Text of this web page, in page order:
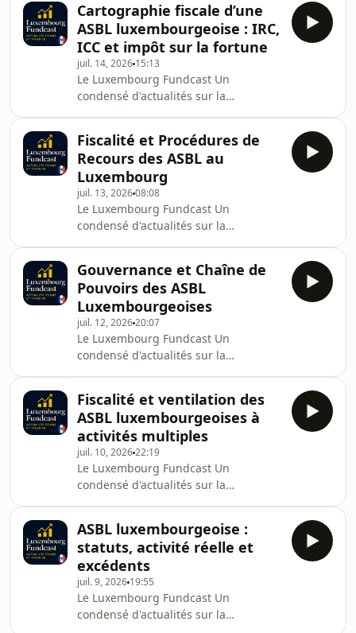
droit des affaires, les ASBL et la
pratique réglementaire au
Luxembourg.Créé et produit par
Bertrand Mariaux, avocat à la Cour
admis aux Barreaux de Luxembourg
et de Paris.Site web :
bertrandmariaux.com
[https://bertrandmariaux.com]LinkedIn
: in/bertrandmariaux [https:
Cartographie fiscale d’une
ASBL luxembourgeoise : IRC,
ICC et impôt sur la fortune
juil. 14, 2026 15:13
Le Luxembourg Fundcast Un
condensé d'actualités sur la
droit des affaires, les ASBL et la
pratique réglementaire au
Luxembourg.Créé et produit par
Bertrand Mariaux, avocat à la Cour
admis aux Barreaux de Luxembourg
et de Paris.Site web :
bertrandmariaux.com
[https://bertrandmariaux.com]LinkedIn
: in/bertrandmariaux [https:
Fiscalité et Procédures de
Recours des ASBL au
Luxembourg
juil. 13, 202608:08
Le Luxembourg Fundcast Un
condensé d'actualités sur la
droit des affaires, les ASBL et la
pratique réglementaire au
Luxembourg.Créé et produit par
Bertrand Mariaux, avocat à la Cour
admis aux Barreaux de Luxembourg
et de Paris.Site web :
bertrandmariaux.com
[https://bertrandmariaux.com]LinkedIn
: in/bertrandmariaux [https:
Gouvernance et Chaîne de
Pouvoirs des ASBL
Luxembourgeoises
juil. 12, 202620:07
Le Luxembourg Fundcast Un
condensé d'actualités sur la
droit des affaires, les ASBL et la
pratique réglementaire au
Luxembourg.Créé et produit par
Bertrand Mariaux, avocat à la Cour
admis aux Barreaux de Luxembourg
et de Paris.Site web :
bertrandmariaux.com
[https://bertrandmariaux.com]LinkedIn
: in/bertrandmariaux [https:
Fiscalité et ventilation des
ASBL luxembourgeoises à
activités multiples
juil. 10, 202622:19
Le Luxembourg Fundcast Un
condensé d'actualités sur la
droit des affaires, les ASBL et la
pratique réglementaire au
Luxembourg.Créé et produit par
Bertrand Mariaux, avocat à la Cour
admis aux Barreaux de Luxembourg
et de Paris.Site web :
ASBL luxembourgeoise :
statuts, activité réelle et
excédents
juil. 9, 2026 19:55
Le Luxembourg Fundcast Un
condensé d'actualités sur la